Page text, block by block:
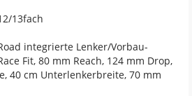
13fach
integrierte Lenker/Vorbau-
Fit, 80 mm Reach, 124 mm Drop,
40 cm Unterlenkerbreite, 70 mm